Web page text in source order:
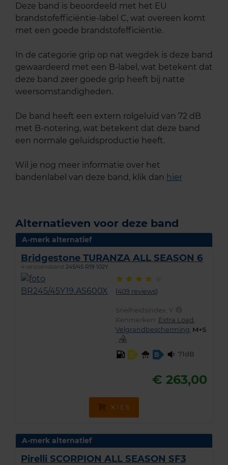
Deze band is beoordeeld met het EU
brandstofefficiëntie-label C, wat overeen komt
met een goede brandstofefficiëntie.
In de categorie grip op nat wegdek is deze band
gewaardeerd met een B-label, wat betekent dat
deze band zeer goede grip heeft bij natte
weersomstandigheden.
De band heeft een extern rolgeluid van 72 dB
met B-notering, wat betekent dat deze band
een normale geluidsproductie heeft.
Wil je nog meer informatie over het
bandenlabel van deze band, klik dan hier
Alternatieven voor deze band
A-merk alternatief
Bridgestone TURANZA ALL SEASON 6
4-seizoensband 245/45 R19 102Y
(409 reviews)
Snelheidsindex: Y
Kenmerken: Extra Load ,
Velgrandbescherming,
,
C
B 71dB
€ 263,00
KIES
A-merk alternatief
Pirelli SCORPION ALL SEASON SF3